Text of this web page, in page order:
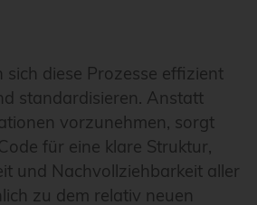
sich diese Prozesse effizient
standardisieren. Anstatt
vorzunehmen, sorgt
für eine klare Struktur,
und Nachvollziehbarkeit aller
zu dem relativ neuen